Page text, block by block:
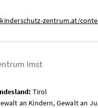
zentrum.at/
Imst
Tirol
an Kindern, Gewalt an